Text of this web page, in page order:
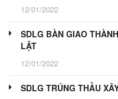
12/01/2022
SDLG BÀN GIAO
LẬT
12/01/2022
SDLG TRÚNG THẦU